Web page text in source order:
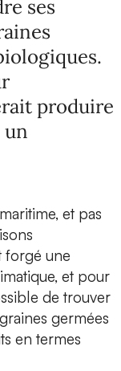
ses
produire
un
et pas
forgé une
et pour
de trouver
germées
en termes